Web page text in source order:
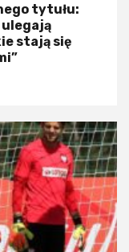
tytułu:
stają się